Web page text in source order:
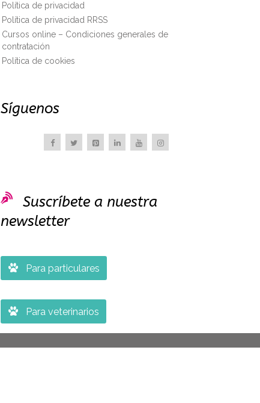
Política de privacidad
Política de privacidad RRSS
Cursos online – Condiciones generales de
contratación
Política de cookies
Síguenos

Suscríbete a nuestra
newsletter
 Para particulares
 Para veterinarios